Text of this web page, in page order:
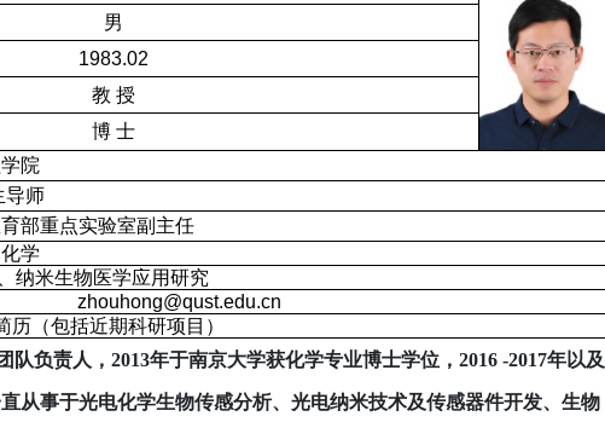
男
1983.02
教 授
博 士
院
导师
部重点实验室副主任
学
纳米生物医学应用研究
zhouhong@qust.edu.cn
历（包括近期科研项目）
队负责人， 2013年于南京大学获化学专业博士学位， 2016 -2017年以及
从事于光电化学生物传感分析、光电纳米技术及传感器件开发、生物